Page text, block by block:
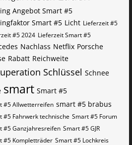
Angebot Smart #5
Smart #5 Licht Lieferzeit #5
#5 2024 Lieferzeit Smart #5
Nachlass Netflix Porsche
Rabatt Reichweite
Schlüssel Schnee
smart Smart #5
#5 Allwetterreifen smart #5 brabus
#5 Fahrwerk technische Smart #5 Forum
#5 Ganzjahresreifen Smart #5 GJR
#5 Kompletträder Smart #5 Lochkreis